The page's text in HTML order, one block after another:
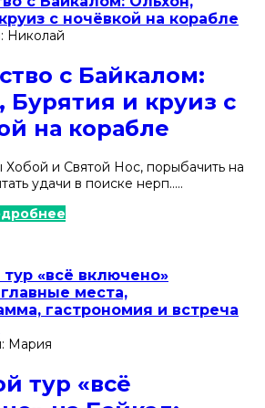
Николай
с Байкалом:
Бурятия и круиз с
на корабле
Хобой и Святой Нос, порыбачить на
удачи в поиске нерп.....
Мария
тур «всё